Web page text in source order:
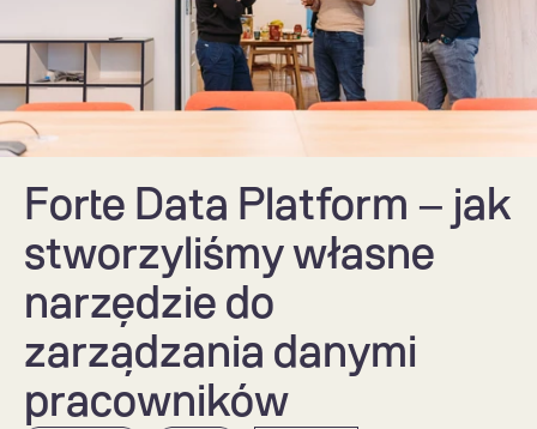
Forte Data Platform – jak
stworzyliśmy własne
narzędzie do
zarządzania danymi
pracowników